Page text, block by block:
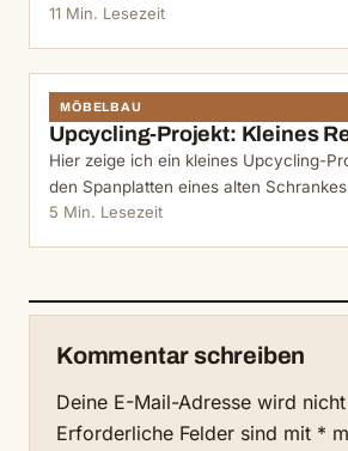
11 Min. Lesezeit
MÖBELBAU
Upcycling-Projekt: Kleines
Hier zeige ich ein kleines Upcycling-
den Spanplatten eines alten
5 Min. Lesezeit
Kommentar schreiben
Deine E-Mail-Adresse wird
Erforderliche Felder sind mit *